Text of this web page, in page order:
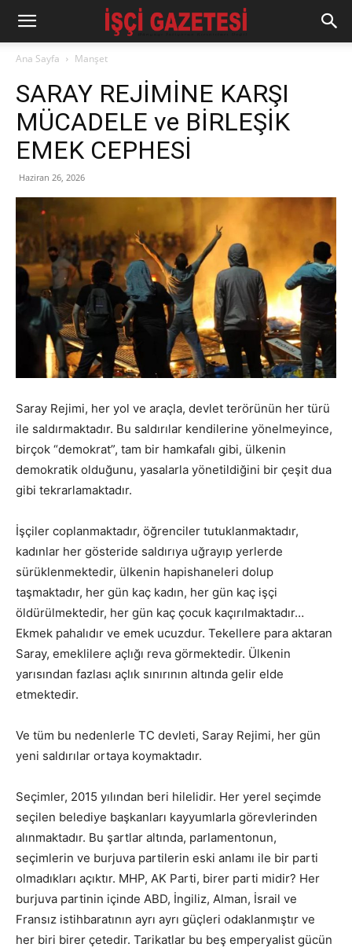
Ana Sayfa Manşet
SARAY REJİMİNE KARŞI
MÜCADELE ve BİRLEŞİK
EMEK CEPHESİ
Haziran 26, 2026
Saray Rejimi, her yol ve araçla, devlet terörünün her türü
ile saldırmaktadır. Bu saldırılar kendilerine yönelmeyince,
birçok “demokrat”, tam bir hamkafalı gibi, ülkenin
demokratik olduğunu, yasalarla yönetildiğini bir çeşit dua
gibi tekrarlamaktadır.
İşçiler coplanmaktadır, öğrenciler tutuklanmaktadır,
kadınlar her gösteride saldırıya uğrayıp yerlerde
sürüklenmektedir, ülkenin hapishaneleri dolup
taşmaktadır, her gün kaç kadın, her gün kaç işçi
öldürülmektedir, her gün kaç çocuk kaçırılmaktadır…
Ekmek pahalıdır ve emek ucuzdur. Tekellere para aktaran
Saray, emeklilere açlığı reva görmektedir. Ülkenin
yarısından fazlası açlık sınırının altında gelir elde
etmektedir.
Ve tüm bu nedenlerle TC devleti, Saray Rejimi, her gün
yeni saldırılar ortaya koymaktadır.
Seçimler, 2015 yılından beri hilelidir. Her yerel seçimde
seçilen belediye başkanları kayyumlarla görevlerinden
alınmaktadır. Bu şartlar altında, parlamentonun,
seçimlerin ve burjuva partilerin eski anlamı ile bir parti
olmadıkları açıktır. MHP, AK Parti, birer parti midir? Her
burjuva partinin içinde ABD, İngiliz, Alman, İsrail ve
Fransız istihbaratının ayrı ayrı güçleri odaklanmıştır ve
her biri birer çetedir. Tarikatlar bu beş emperyalist gücün